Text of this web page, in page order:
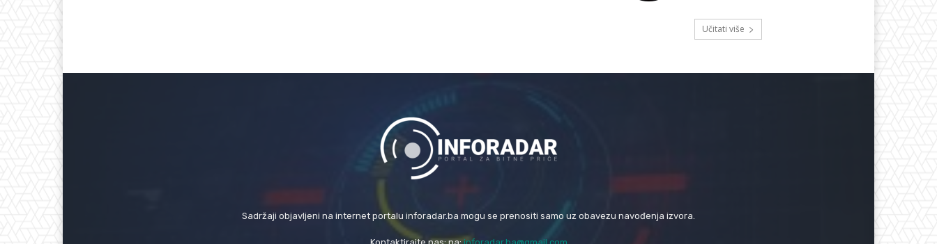
Učitati više
Sadržaji objavljeni na internet portalu inforadar.ba mogu se prenositi samo uz obavezu navođenja izvora.